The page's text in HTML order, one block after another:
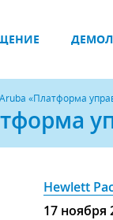
«Платформа
Hewlett
17 ноября